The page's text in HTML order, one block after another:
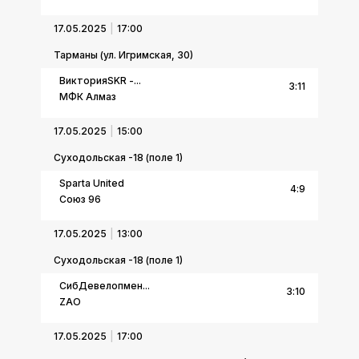
17.05.2025 17:00
Тарманы (ул. Игримская, 30)
ВикторияSKR -...
МФК Алмаз
3:11
17.05.2025 15:00
Суходольская -18 (поле 1)
Sparta United
Союз 96
4:9
17.05.2025 13:00
Суходольская -18 (поле 1)
СибДевелопмен...
ZAO
3:10
17.05.2025 17:00